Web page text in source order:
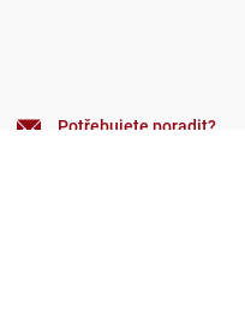
Potřebujete poradit?